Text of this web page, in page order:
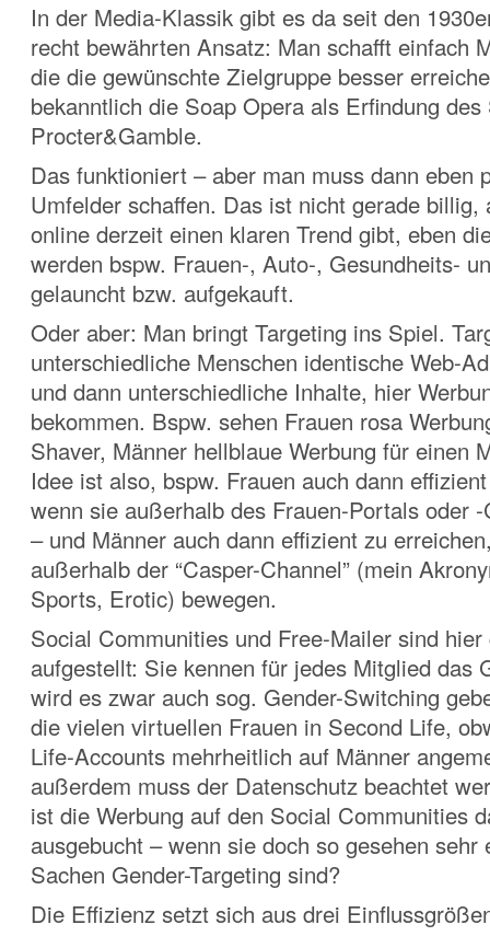
In der Media-Klassik gibt es da seit den
recht bewährten Ansatz: Man schafft einfach
die die gewünschte Zielgruppe besser
bekanntlich die Soap Opera als Erfindung
Procter&Gamble.
Das funktioniert – aber man muss dann eben
Umfelder schaffen. Das ist nicht gerade billig,
online derzeit einen klaren Trend gibt, eben
werden bspw. Frauen-, Auto-, Gesundheits-
gelauncht bzw. aufgekauft.
Oder aber: Man bringt Targeting ins Spiel.
unterschiedliche Menschen identische Web-
und dann unterschiedliche Inhalte, hier
bekommen. Bspw. sehen Frauen rosa
Shaver, Männer hellblaue Werbung für einen
Idee ist also, bspw. Frauen auch dann
wenn sie außerhalb des Frauen-Portals oder
– und Männer auch dann effizient zu
außerhalb der “Casper-Channel” (mein
Sports, Erotic) bewegen.
Social Communities und Free-Mailer sind hier
aufgestellt: Sie kennen für jedes Mitglied das
wird es zwar auch sog. Gender-Switching
die vielen virtuellen Frauen in Second Life,
Life-Accounts mehrheitlich auf Männer
außerdem muss der Datenschutz beachtet
ist die Werbung auf den Social Communities
ausgebucht – wenn sie doch so gesehen sehr
Sachen Gender-Targeting sind?
Die Effizienz setzt sich aus drei